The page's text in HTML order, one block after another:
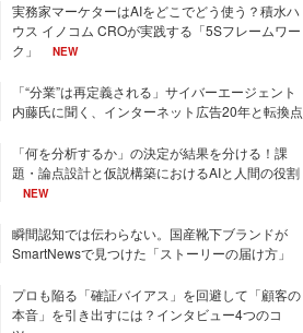
実務家マーケターはAIをどこでどう使う？積水ハ
ウス イノコム CROが実践する「5Sフレームワー
ク」
NEW
「“分業”は再定義される」サイバーエージェント
内藤氏に聞く、インターネット広告20年と転換点
「何を分析するか」の決定が結果を分ける！課
題・論点設計と仮説構築におけるAIと人間の役割
NEW
瞬間認知では伝わらない。国産靴下ブランドが
SmartNewsで見つけた「ストーリーの届け方」
プロも陥る「確証バイアス」を回避して「顧客の
本音」を引き出すには？インタビュー4つのコ